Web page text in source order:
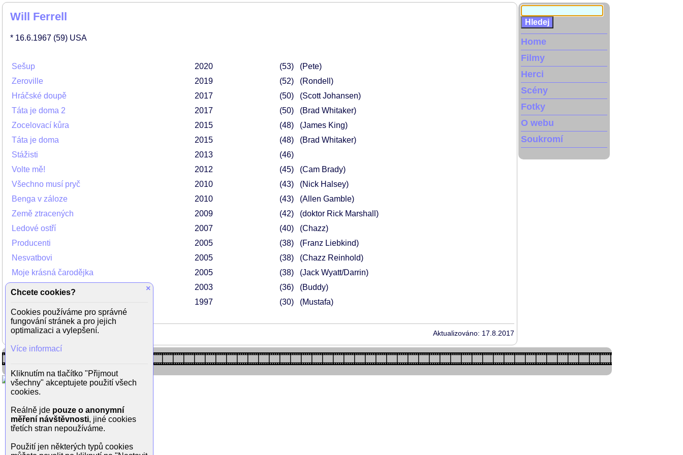
Will Ferrell
* 16.6.1967 (59) USA
Sešup 2020 53
(Pete)
Zeroville
2019 52
(Rondell)
Hráčské doupě
2017 50
(Scott Johansen)
Táta je doma 2
2017 50
(Brad Whitaker)
Zocelovací kůra
2015 48
(James King)
Táta je doma
2015 48
(Brad Whitaker)
Stážisti
2013
46
Volte mě!
2012 45
(Cam Brady)
Všechno musí pryč
2010 43
(Nick Halsey)
Benga v záloze
2010 43
(Allen Gamble)
Země ztracených
2009 42
(doktor Rick Marshall)
Ledové ostří
2007 40
(Chazz)
Producenti
2005 38
(Franz Liebkind)
Nesvatbovi
2005 38
(Chazz Reinhold)
Moje krásná čarodějka
2005 38
(Jack Wyatt/Darrin)
Vánoční skřítek
2003 36
(Buddy)
1997 30 (Mustafa)
Aktualizováno: 17.8.2017
Home
Filmy
Herci
Scény
Fotky
O webu
Soukromí
×
Chcete cookies?
Cookies používáme pro správné
fungování stránek a pro jejich
optimalizaci a vylepšení.
Více informací
Kliknutím na tlačítko "Přijmout
všechny" akceptujete použití všech
cookies.
Reálně jde pouze o anonymní
měření návštěvnosti, jiné cookies
třetích stran nepoužíváme.
Použití jen některých typů cookies